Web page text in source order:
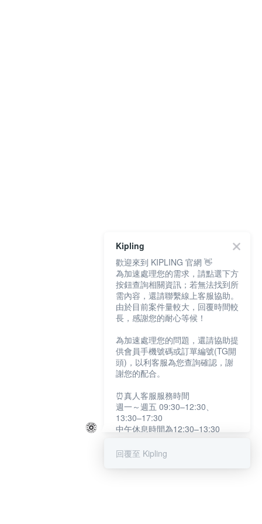
Kipling
歡迎來到 KIPLING 官網 👋
為加速處理您的需求，請點選下方
按鈕查詢相關資訊；若無法找到所
需內容，還請聯繫線上客服協助。
由於目前案件量較大，回覆時間較
長，感謝您的耐心等候！
為加速處理您的問題，還請協助提
供會員手機號碼或訂單編號(TG開
頭)，以利客服為您查詢確認，謝
謝您的配合。
⏰真人客服服務時間
週一～週五 09:30–12:30、
13:30–17:30
中午休息時間為12:30–13:30
提醒您：系統會自動已讀訊息，如
回覆至 Kipling